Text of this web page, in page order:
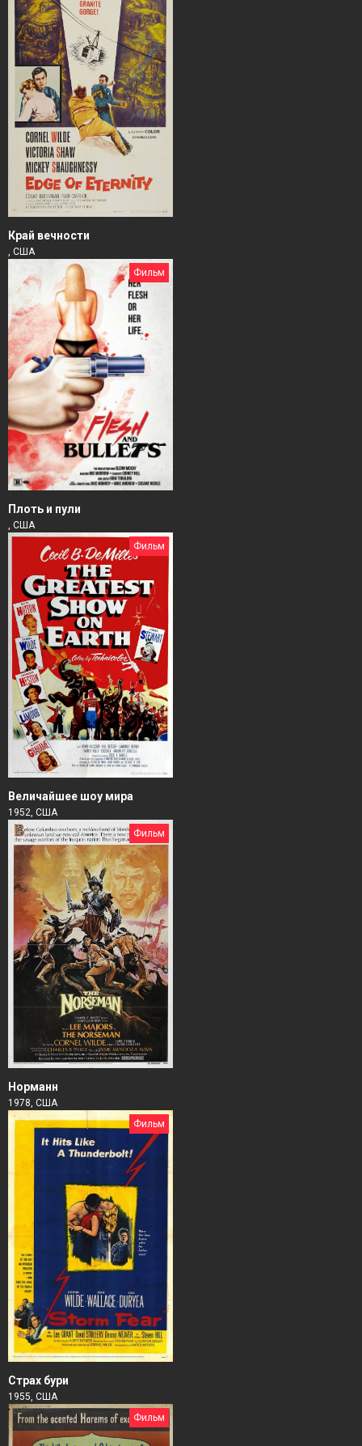
Край вечности
, США
Фильм
Плоть и пули
, США
Фильм
Величайшее шоу мира
1952, США
Фильм
Норманн
1978, США
Фильм
Страх бури
1955, США
Фильм